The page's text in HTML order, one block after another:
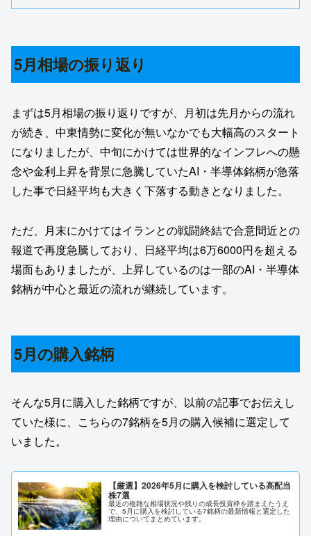
5月相場の振り返り
まずは5月相場の振り返りですが、月初は先月からの流れ
が続き、中東情勢に変化が無いなかでも大幅高のスタート
になりましたが、中旬にかけては世界的なインフレへの懸
念や金利上昇を背景に急騰していたAI・半導体銘柄が急落
した事で日経平均も大きく下落する動きとなりました。
ただ、月末にかけてはイランとの戦闘終結で合意間近との
報道で再度急騰しており、日経平均は6万6000円を超える
場面もありましたが、上昇しているのは一部のAI・半導体
銘柄が中心と最近の流れが継続しています。
5月の購入銘柄
そんな5月に購入した銘柄ですが、以前の記事でお伝えし
ていた様に、こちらの7銘柄を5月の購入候補に選定して
いました。
【厳選】2026年5月に購入を検討している高配当
株7選
最近の複雑な相場状況や残りの成長投資枠を踏まえたうえ
で、5月に購入を検討している7銘柄の最新情報と選定した
理由についてまとめています。